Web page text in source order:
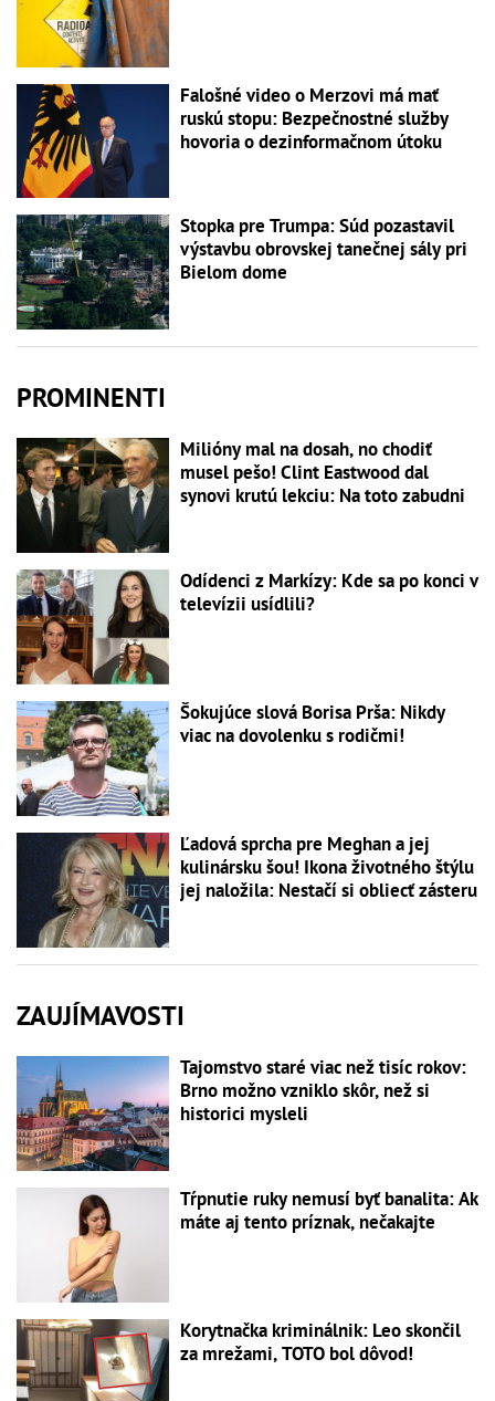
Falošné video o Merzovi má mať
ruskú stopu: Bezpečnostné služby
hovoria o dezinformačnom útoku
Stopka pre Trumpa: Súd pozastavil
výstavbu obrovskej tanečnej sály pri
Bielom dome
PROMINENTI
Milióny mal na dosah, no chodiť
musel pešo! Clint Eastwood dal
synovi krutú lekciu: Na toto zabudni
Odídenci z Markízy: Kde sa po konci v
televízii usídlili?
Šokujúce slová Borisa Prša: Nikdy
viac na dovolenku s rodičmi!
Ľadová sprcha pre Meghan a jej
kulinársku šou! Ikona životného štýlu
jej naložila: Nestačí si obliecť zásteru
ZAUJÍMAVOSTI
Tajomstvo staré viac než tisíc rokov:
Brno možno vzniklo skôr, než si
historici mysleli
Tŕpnutie ruky nemusí byť banalita: Ak
máte aj tento príznak, nečakajte
Korytnačka kriminálnik: Leo skončil
za mrežami, TOTO bol dôvod!